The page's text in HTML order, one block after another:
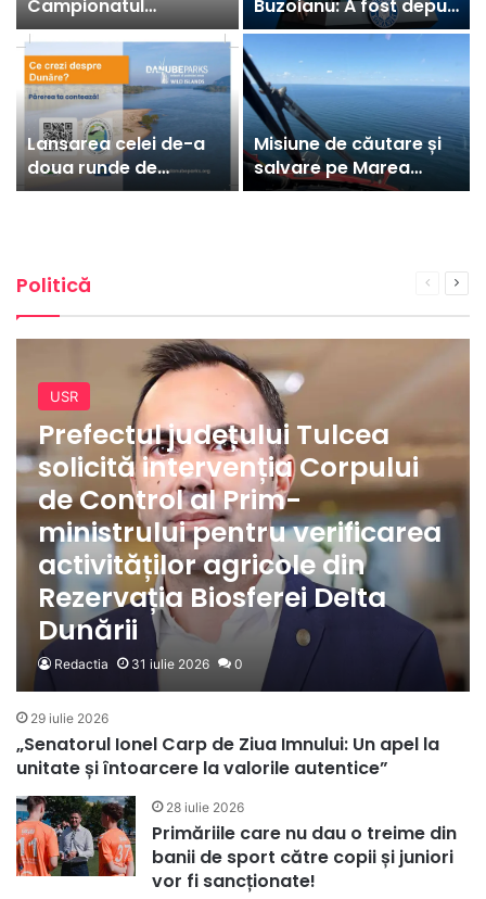
Campionatul
European de Baschet
U18. Intrarea este
gratuită
Buzoianu: A fost depus
în Parlament un
proiect de lege cu
strategia privind
conservarea
biodiversității
Lansarea celei de-a
doua runde de
sondaje socio-
Misiune de căutare și
salvare pe Marea
Neagră
Politică
Previous
USR
Prefectul județului Tulcea
solicită intervenția Corpului
de Control al Prim-
ministrului pentru verificarea
activităților agricole din
Rezervația Biosferei Delta
Dunării
Redactia 31 iulie 2026 0
29 iulie 2026
„Senatorul Ionel Carp de Ziua Imnului: Un apel la
unitate și întoarcere la valorile autentice”
28 iulie 2026
Primăriile care nu dau o treime din
banii de sport către copii și juniori
vor fi sancționate!